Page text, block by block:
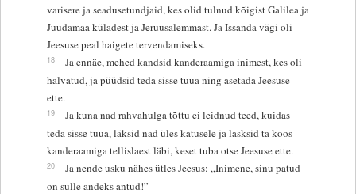
varisere ja seadusetundjaid, kes olid tulnud kõigist Galilea ja
Juudamaa küladest ja Jeruusalemmast. Ja Issanda vägi oli
Jeesuse peal haigete tervendamiseks.
18
Ja ennäe, mehed kandsid kanderaamiga inimest, kes oli
halvatud, ja püüdsid teda sisse tuua ning asetada Jeesuse
ette.
19
Ja kuna nad rahvahulga tõttu ei leidnud teed, kuidas
teda sisse tuua, läksid nad üles katusele ja lasksid ta koos
kanderaamiga tellislaest läbi, keset tuba otse Jeesuse ette.
20
Ja nende usku nähes ütles Jeesus: „Inimene, sinu patud
on sulle andeks antud!”